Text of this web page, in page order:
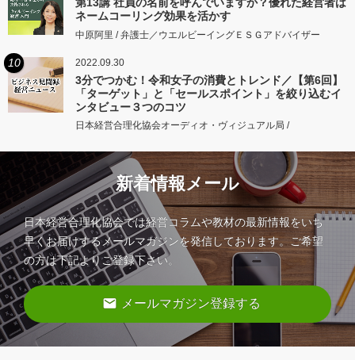
ネームコーリング効果を活かす
中原阿里 / 弁護士／ウエルビーイングＥＳＧアドバイザー
10 2022.09.30
3分でつかむ！令和女子の消費とトレンド／【第6回】
「ターゲット」と「セールスポイント」を絞り込むイ
ンタビュー３つのコツ
日本経営合理化協会オーディオ・ヴィジュアル局 /
新着情報メール
日本経営合理化協会では経営コラムや教材の最新情報をいち
早くお届けするメールマガジンを発信しております。ご希望
の方は下記よりご登録下さい。
email メールマガジン登録する